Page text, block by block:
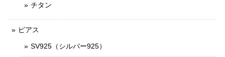
チタン
ピアス
SV925（シルバー925）